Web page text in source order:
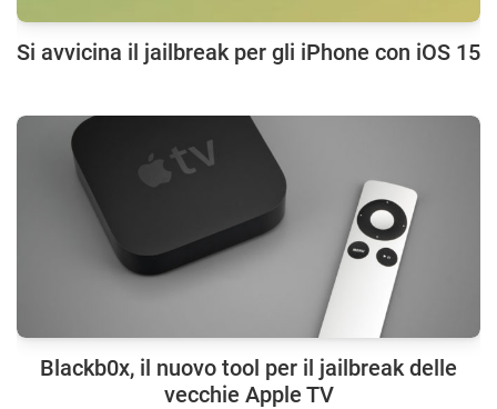
Si avvicina il jailbreak per gli iPhone con iOS 15
Blackb0x, il nuovo tool per il jailbreak delle
vecchie Apple TV